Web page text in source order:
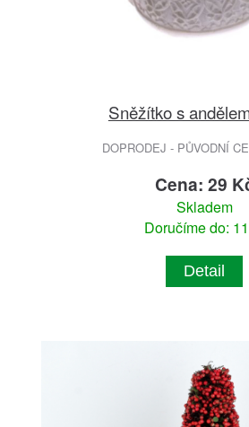
Sněžítko s
DOPRODEJ - PŮVODNÍ
Cena: 29
Skladem
Doručíme do:
Detail